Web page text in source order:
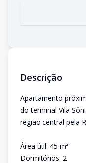
Descrição
Apartamento
do terminal Vila
região central pela
Área útil: 45 m²
Dormitórios: 2